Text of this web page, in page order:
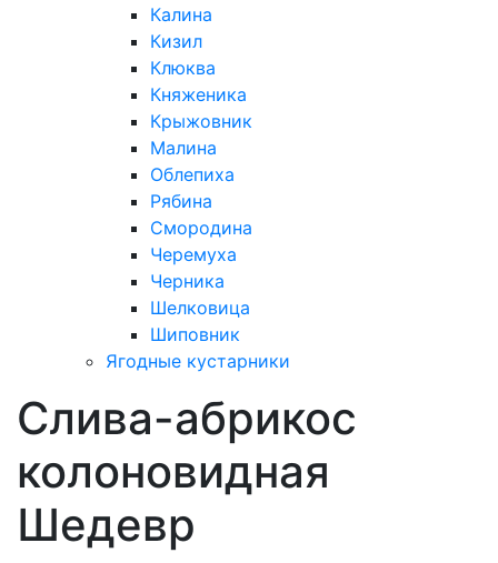
Калина
Кизил
Клюква
Княженика
Крыжовник
Малина
Облепиха
Рябина
Смородина
Черемуха
Черника
Шелковица
Шиповник
Ягодные кустарники
Слива-абрикос
колоновидная
Шедевр